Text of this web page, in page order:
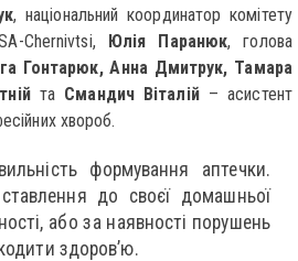
, національний координатор комітету
Chernivtsi, Юлія Паранюк, голова
Гонтарюк, Анна Дмитрук, Тамара
та Смандич Віталій– асистент
хвороб.
формування аптечки.
до своєї домашньої
або за наявності порушень
здоров’ю.